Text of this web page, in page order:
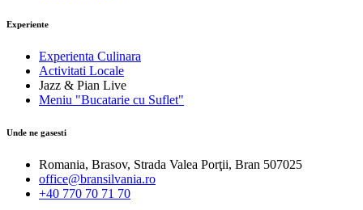
Experiente
Experienta Culinara
Activitati Locale
Jazz & Pian Live
Meniu "Bucatarie cu Suflet"
Unde ne gasesti
Romania, Brasov, Strada Valea Porţii, Bran 507025
office@bransilvania.ro
+40 770 70 71 70